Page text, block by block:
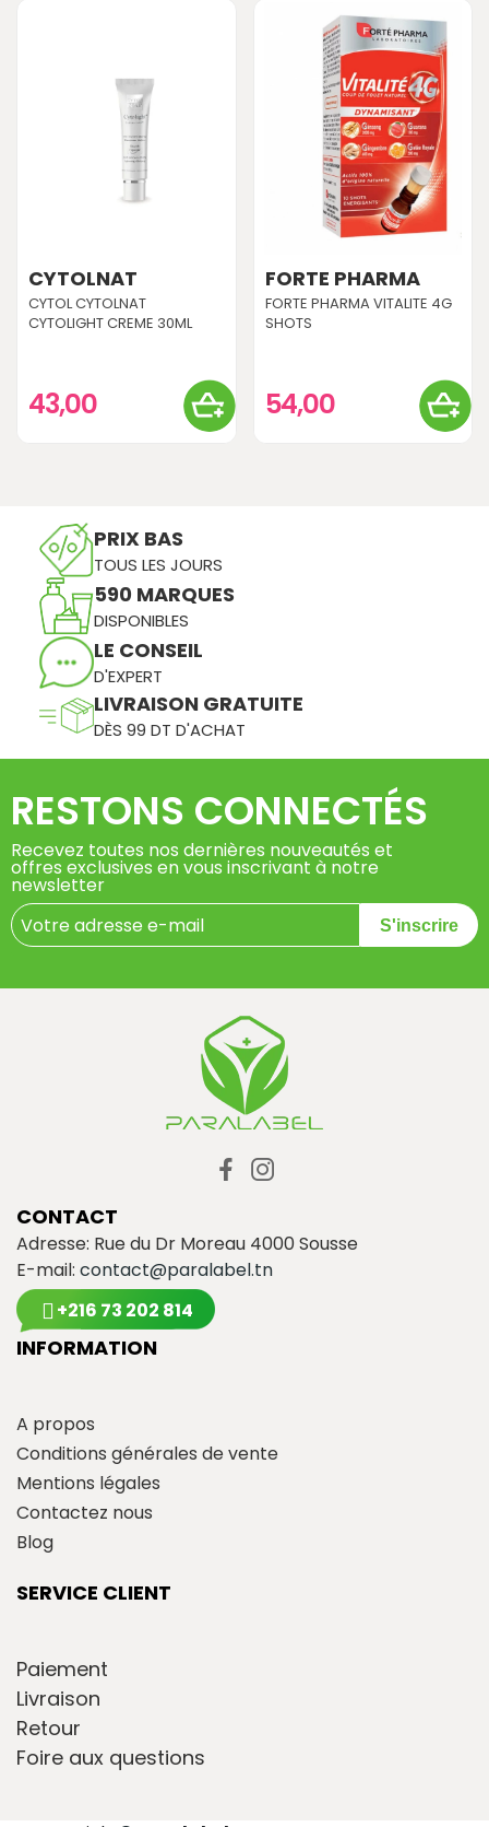
CYTOLNAT
CYTOL CYTOLNAT
CYTOLIGHT CREME 30ML
43,00
FORTE PHARMA
FORTE PHARMA VITALITE 4G
SHOTS
54,00
PRIX BAS
TOUS LES JOURS
590 MARQUES
DISPONIBLES
LE CONSEIL
D'EXPERT
LIVRAISON GRATUITE
DÈS 99 DT D'ACHAT
RESTONS CONNECTÉS
Recevez toutes nos dernières nouveautés et
offres exclusives en vous inscrivant à notre
newsletter
S'inscrire
CONTACT
Adresse: Rue du Dr Moreau 4000 Sousse
E-mail: contact@paralabel.tn
+216 73 202 814
INFORMATION
A propos
Conditions générales de vente
Mentions légales
Contactez nous
Blog
SERVICE CLIENT
Paiement
Livraison
Retour
Foire aux questions